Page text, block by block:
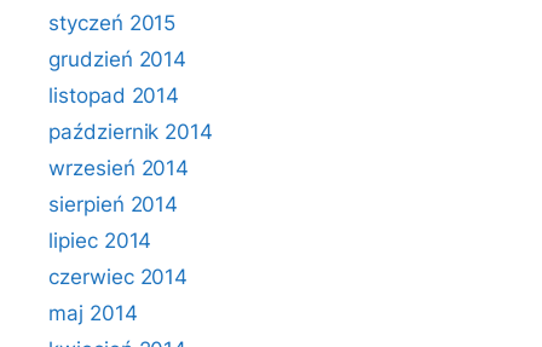
styczeń 2015
grudzień 2014
listopad 2014
październik 2014
wrzesień 2014
sierpień 2014
lipiec 2014
czerwiec 2014
maj 2014